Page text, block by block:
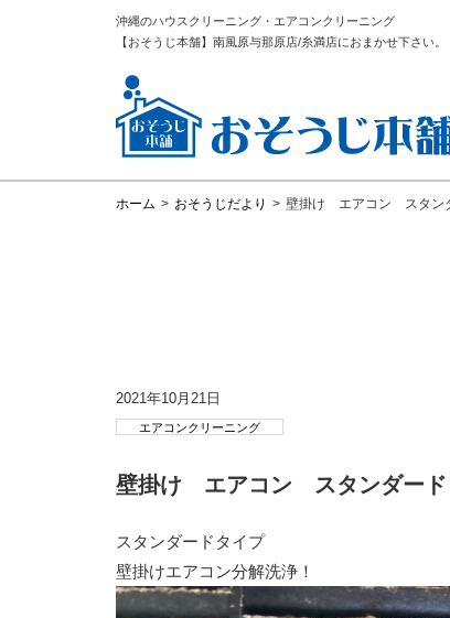
沖縄のハウスクリーニング・エアコンクリーニング
【おそうじ本舗】南風原与那原店/糸満店におまかせ下さい。
ホーム > おそうじだより > 壁掛け エアコン スタ
2021年10月21日
エアコンクリーニング
壁掛け エアコン スタンダー
スタンダードタイプ
壁掛けエアコン分解洗浄！